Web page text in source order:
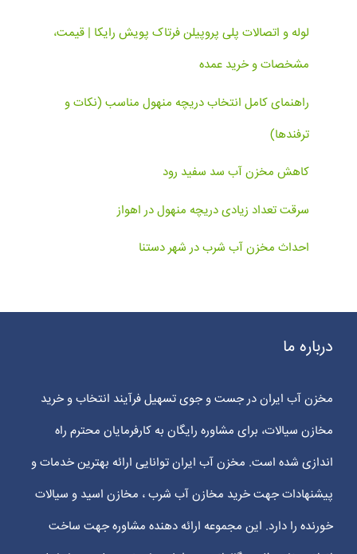
لوله و اتصالات پلی پروپیلن فرتاک پویش رایکا | قیمت،
مشخصات و خرید عمده
راهنمای کامل انتخاب دریچه منهول مناسب (نکات و
ترفندها)
کاهش مخزن آب سد سفید رود
سرقت تعداد زیادی دریچه منهول در اهواز
احداث مخزن آب شرب در شهر دستنا
درباره ما
مخزن آب ایران در جست و جوی تسهیل فرآیند انتخاب و خرید
مخازن سیالات، برای مشاوره رایگان به کارفرمایان محترم راه
اندازی شده است. مخزن آب ایران توانایی ارائه بهترین خدمات و
پیشنهادات جهت خرید مخازن آب شرب ، مخازن اسید و سیالات
خورنده را دارد. این مجموعه ارائه دهنده مشاوره جهت ساخت